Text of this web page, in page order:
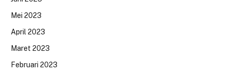
Mei 2023
April 2023
Maret 2023
Februari 2023